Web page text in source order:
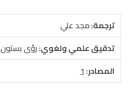
ترجمة:مجد علي
تدقيق علمي ولغوي:رؤى بستون
المصادر:1